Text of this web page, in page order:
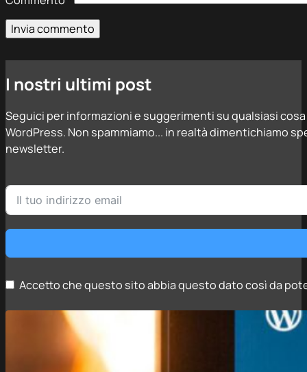
I nostri ultimi post
Seguici per informazioni e suggerimenti su qualsiasi
WordPress. Non spammiamo... in realtà dimentichiamo
newsletter.
Accetto che questo sito abbia questo dato così da